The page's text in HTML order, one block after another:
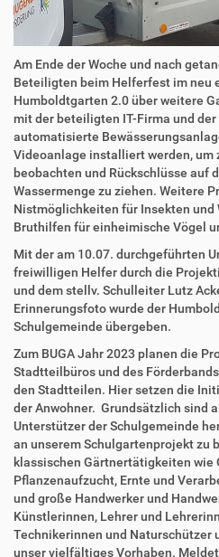
Am Ende der Woche und nach
Beteiligten beim Helferfest im neu
Humboldtgarten 2.0 über weitere
mit der beteiligten IT-Firma und der
automatisierte
Videoanlage installiert werden, um
beobachten und Rückschlüsse auf
Wassermenge zu ziehen. Weitere
Nistmöglichkeiten für Insekten und
Bruthilfen für einheimische Vögel
Mit der am 10.07. durchgeführten
freiwilligen Helfer durch die
und dem stellv. Schulleiter Lutz
Erinnerungsfoto wurde der
Schulgemeinde übergeben.
Zum BUGA Jahr 2023 planen die
Stadtteilbüros und des
den Stadtteilen. Hier setzen die
der Anwohner. Grundsätzlich sind
Unterstützer der Schulgemeinde
an unserem Schulgartenprojekt zu
klassischen Gärtnertätigkeiten wie
Pflanzenaufzucht, Ernte und
und große Handwerker und
Künstlerinnen, Lehrer und
Technikerinnen und Naturschützer
unser vielfältiges Vorhaben.